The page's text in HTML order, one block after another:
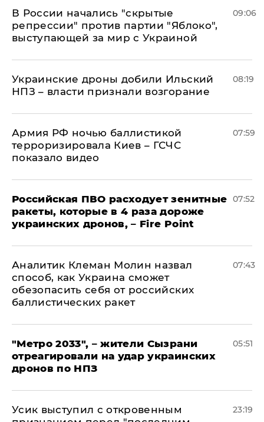
В России начались "скрытые
репрессии" против партии "Яблоко",
выступающей за мир с Украиной
09:06
Украинские дроны добили Ильский
НПЗ – власти признали возгорание
08:19
Армия РФ ночью баллистикой
терроризировала Киев – ГСЧС
показало видео
07:59
Российская ПВО расходует зенитные
ракеты, которые в 4 раза дороже
украинских дронов, – Fire Point
07:52
Аналитик Клеман Молин назвал
способ, как Украина сможет
обезопасить себя от российских
баллистических ракет
07:43
"Метро 2033", – жители Сызрани
отреагировали на удар украинских
дронов по НПЗ
05:51
Усик выступил с откровенным
23:19